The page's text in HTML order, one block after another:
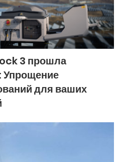
3 прошла
Упрощение
для ваших